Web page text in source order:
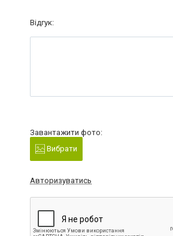
Відгук:
Завантажити фото:
Вибрати
Авторизуватись